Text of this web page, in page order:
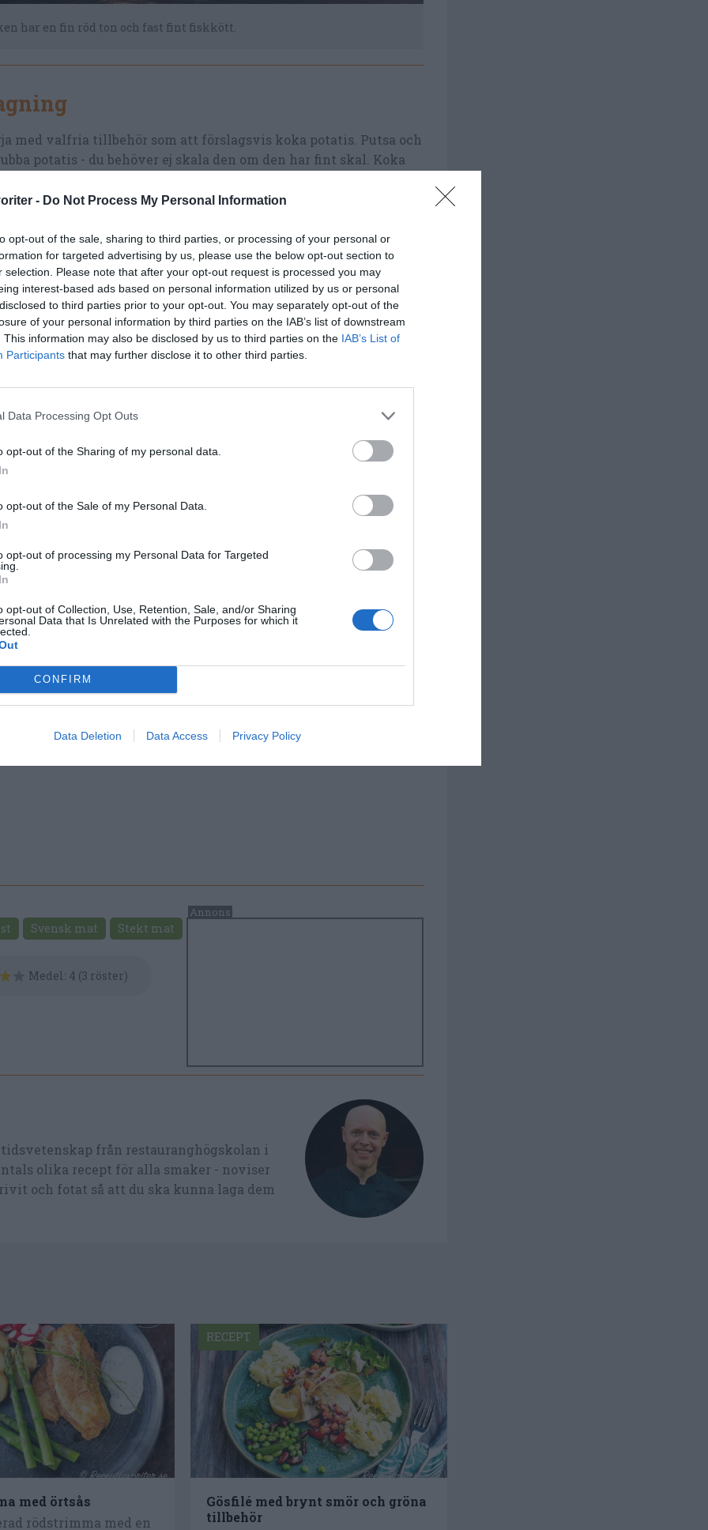
- Do Not Process My Personal Information
opt-out of the sale, sharing to third parties, or processing of your personal or
for targeted advertising by us, please use the below opt-out section to
selection. Please note that after your opt-out request is processed you may
interest-based ads based on personal information utilized by us or personal
to third parties prior to your opt-out. You may separately opt-out of the
of your personal information by third parties on the IAB’s list of downstream
This information may also be disclosed by us to third parties on the IAB’s List of
Participants that may further disclose it to other third parties.
Data Processing Opt Outs
opt-out of the Sharing of my personal data.
opt-out of the Sale of my Personal Data.
opt-out of processing my Personal Data for Targeted
opt-out of Collection, Use, Retention, Sale, and/or Sharing
Data that Is Unrelated with the Purposes for which it
CONFIRM
Data Deletion Data Access Privacy Policy
har en fin röd ton och fast fint fiskkött.
med valfria tillbehör som att förslagsvis koka potatis. Putsa och
potatis - du behöver ej skala den om den har fint skal. Koka
smör i en kastrull och koka tills det är ljust brunt. Sätt åt sidan
håll varm.
citron i klyftor.
tomater och hacka rödlök samt blanda med olivolja, vinäger,
och lite svartpeppar.
och riv pepparrot samt lägg i en skål till senare.
grahamsmjöl, salt och peppar på en tallrik.
ev. till rödstrimman i fler bitar så du har jämnt antal till de
du lagar.
rödstrimmafiléerna i mjölblandningen.
i smör i pannan och låt få ljus färg. Lägg sedan i fisken.
har färg och är genomstekt. Kontrollera gärna så att den är
genom att skära i en bit och se så fiskköttet är fast, vitt
delat på sig i flagor.
rödstrimman med tillbehören.
Svensk mat Stekt mat
Medel: 4 (3 röster)
från restauranghögskolan i
olika recept för alla smaker - noviser
och fotat så att du ska kunna laga dem
med örtsås
rödstrimma med en
Gösfilé med brynt smör och gröna
tillbehör
RECEPT